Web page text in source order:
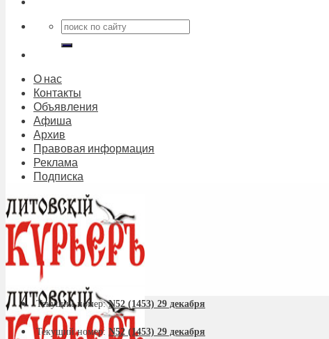
О нас
Контакты
Объявления
Афиша
Архив
Правовая информация
Реклама
Подписка
Текущий номер:N52 (1453) 29 декабря
Текущий номер: N52 (1453) 29 декабря